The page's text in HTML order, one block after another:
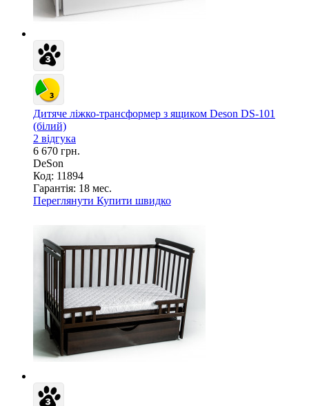
Дитяче ліжко-трансформер з ящиком Deson DS-101
(білий)
2 відгука
6 670 грн.
DeSon
Код: 11894
Гарантія: 18 мес.
Переглянути Купити швидко